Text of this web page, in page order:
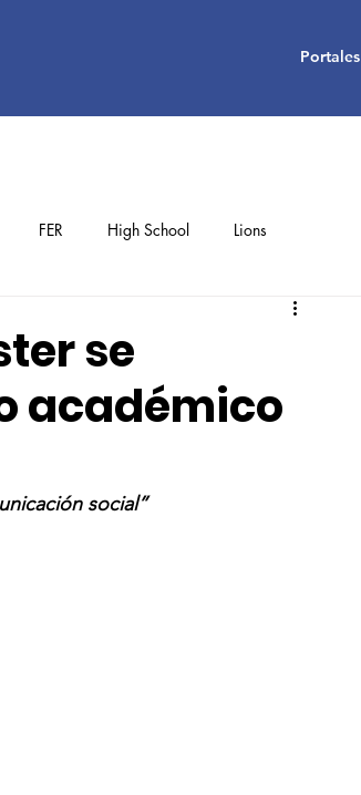
Portales
FER High School Lions
Student Achievements
se
académico
social”